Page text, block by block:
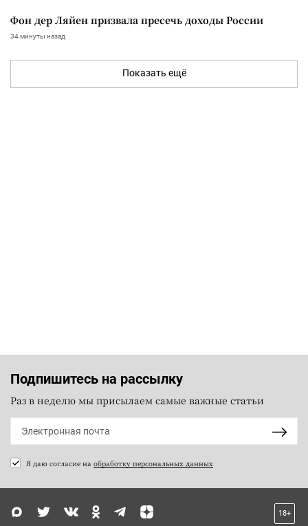
Фон дер Ляйен призвала пресечь доходы России
34 минуты назад
Показать ещё
Подпишитесь на рассылку
Раз в неделю мы присылаем самые важные статьи
Я даю согласие на обработку персональных данных
18+